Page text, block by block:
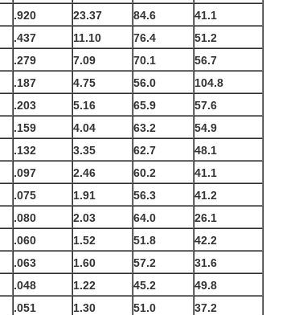
.920 23.37 84.6
41.1
.437 11.10 76.4
51.2
.279 7.09 70.1
56.7
.187 4.75 56.0
104.8
.203 5.16 65.9
57.6
.159 4.04 63.2
54.9
.132 3.35 62.7
48.1
.097 2.46 60.2
41.1
.075 1.91 56.3
41.2
.080 2.03 64.0
26.1
.060 1.52 51.8
42.2
.063 1.60 57.2
31.6
.048 1.22 45.2
49.8
.051 1.30 51.0
37.2